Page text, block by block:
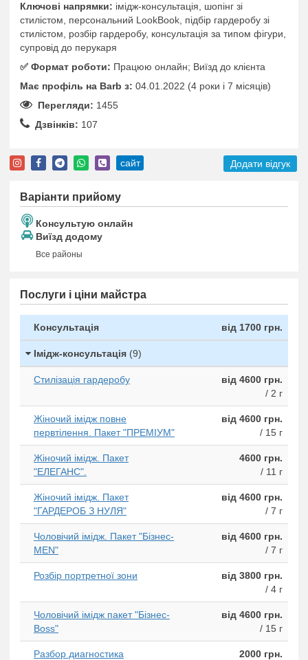
Ключові напрямки: імідж-консультація, шопінг зі
стилістом, персональний LookBook, підбір гардеробу зі
стилістом, розбір гардеробу, консультація за типом фігури,
супровід до перукаря
✅️ Формат роботи: Працюю онлайн; Виїзд до клієнта
Має профіль на Barb з: 04.01.2022 (4 роки i 7 місяців)
Перегляди: 1455
Дзвінків: 107
сайт Додати відгук
Варіанти прийому
Консультую онлайн
Виїзд додому
Все районы
Послуги і ціни майстра
Консультація від 1700 грн.
Імідж-консультація (9)
Стилізація гардеробу
від 4600 грн.
/ 2 г
Жіночий імідж повне
первтілення. Пакет "ПРЕМІУМ"
від 4600 грн.
/ 15 г
Жіночий імідж. Пакет
"ЕЛЕГАНС".
4600 грн.
/ 11 г
Жіночий імідж. Пакет
"ГАРДЕРОБ З НУЛЯ"
від 4600 грн.
/ 7 г
Чоловічий імідж. Пакет "Бізнес-
MEN"
від 4600 грн.
/ 7 г
Розбір портретної зони
від 3800 грн.
/ 4 г
Чоловічий імідж пакет "Бізнес-
Boss"
від 4600 грн.
/ 15 г
Разбор диагностика
2000 грн.